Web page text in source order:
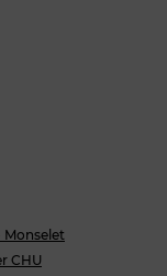
Monselet
CHU